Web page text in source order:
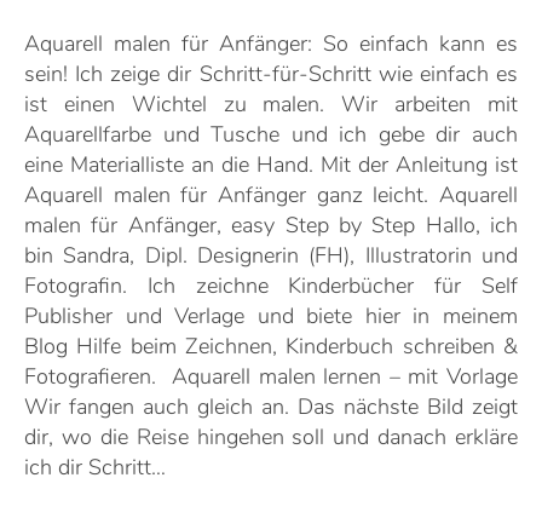
Aquarell malen für Anfänger: So einfach kann es
sein! Ich zeige dir Schritt-für-Schritt wie einfach es
ist einen Wichtel zu malen. Wir arbeiten mit
Aquarellfarbe und Tusche und ich gebe dir auch
eine Materialliste an die Hand. Mit der Anleitung ist
Aquarell malen für Anfänger ganz leicht. Aquarell
malen für Anfänger, easy Step by Step Hallo, ich
bin Sandra, Dipl. Designerin (FH), Illustratorin und
Fotografin. Ich zeichne Kinderbücher für Self
Publisher und Verlage und biete hier in meinem
Blog Hilfe beim Zeichnen, Kinderbuch schreiben &
Fotografieren. Aquarell malen lernen – mit Vorlage
Wir fangen auch gleich an. Das nächste Bild zeigt
dir, wo die Reise hingehen soll und danach erkläre
ich dir Schritt…